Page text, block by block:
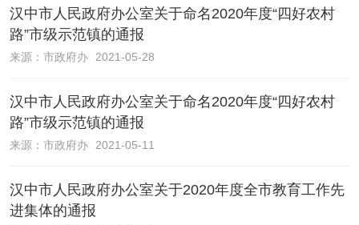
汉中市人民政府办公室关于命名2020年度“四好农村
路”市级示范镇的通报
来源： 市政府办 2021-05-28
汉中市人民政府办公室关于命名2020年度“四好农村
路”市级示范镇的通报
来源： 市政府办 2021-05-11
汉中市人民政府办公室关于2020年度全市教育工作先
进集体的通报